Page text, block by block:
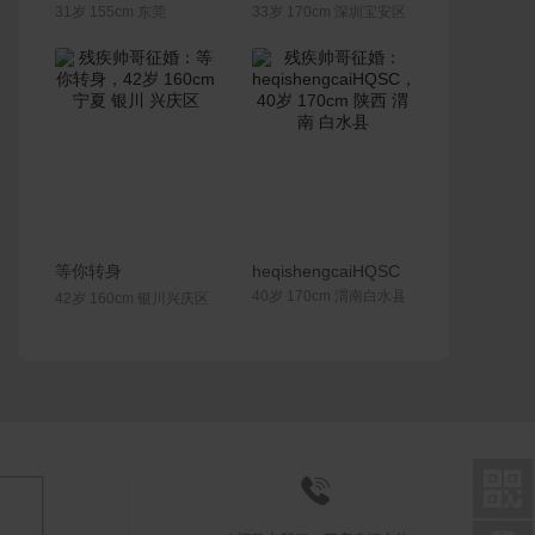
31岁 155cm 东莞 33岁 170cm 深圳宝安区
联系Ta
等你转身
42岁 160cm 银川兴庆区
联系Ta
heqishengcaiHQSC
40岁 170cm 渭南白水县
